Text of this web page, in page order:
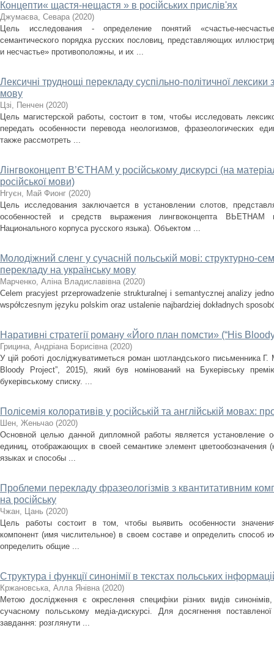
Концепти« щастя-нещастя » в російських прислів'ях
Джумаєва, Севара (2020)
Цель исследования - определение понятий «счастье-
семантического порядка русских пословиц, представляющих
и несчастье» противоположны, и их ...
Лексичні труднощі перекладу суспільно-політичної лексики
мову
Цзі, Пенчен (2020)
Цель магистерской работы, состоит в том, чтобы исследовать
передать особенности перевода неологизмов, фразеологических
также рассмотреть ...
Лінгвоконцепт В’ЄТНАМ у російському дискурсі (на
російської мови)
Нгуєн, Май Фионг (2020)
Цель исследования заключается в установлении слотов,
особенностей и средств выражения лингвоконцепта
Национального корпуса русского языка). Объектом ...
Молодіжний сленг у сучасній польській мові: структурно-
перекладу на українську мову
Марченко, Аліна Владиславівна (2020)
Celem pracyjest przeprowadzenie strukturalnej i semantycznej analizy
współczesnym języku polskim oraz ustalenie najbardziej dokładnych
Наративні стратегії роману «Його план помсти» (“His
Грицина, Андріана Борисівна (2020)
У цій роботі досліджуватиметься роман шотландського письменника
Bloody Project”, 2015), який був номінований на Букерівську
букерівському списку. ...
Полісемія колоративів у російській та англійській мовах:
Шен, Женьчао (2020)
Основной целью данной дипломной работы является установление
единиц, отображающих в своей семантике элемент цветообозначения
языках и способы ...
Проблеми перекладу фразеологізмів з квантитативним
на російську
Чжан, Цань (2020)
Цель работы состоит в том, чтобы выявить особенности
компонент (имя числительное) в своем составе и определить способ
определить общие ...
Структура і функції синонімії в текстах польських
Кржановська, Алла Янівна (2020)
Метою дослідження є окреслення специфіки різних видів
сучасному польському медіа-дискурсі. Для досягнення
завдання: розглянути ...